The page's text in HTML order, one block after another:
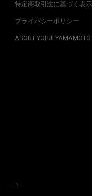
特定商取引法に基づく表示
プライバシーポリシー
ABOUT YOHJI YAMAMOTO